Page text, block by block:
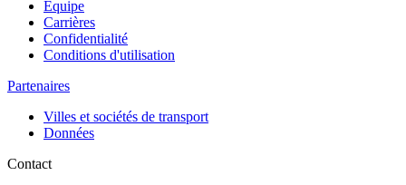
Équipe
Carrières
Confidentialité
Conditions d'utilisation
Partenaires
Villes et sociétés de transport
Données
Contact